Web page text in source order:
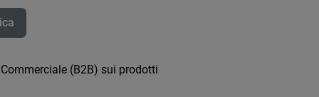
(B2B) sui prodotti